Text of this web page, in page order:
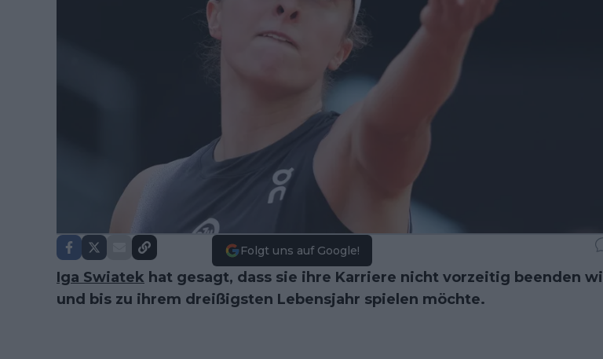
Folgt uns auf Google!
Iga Swiatek hat gesagt, dass sie ihre Karriere nicht vorzeitig beenden will
und bis zu ihrem dreißigsten Lebensjahr spielen möchte.